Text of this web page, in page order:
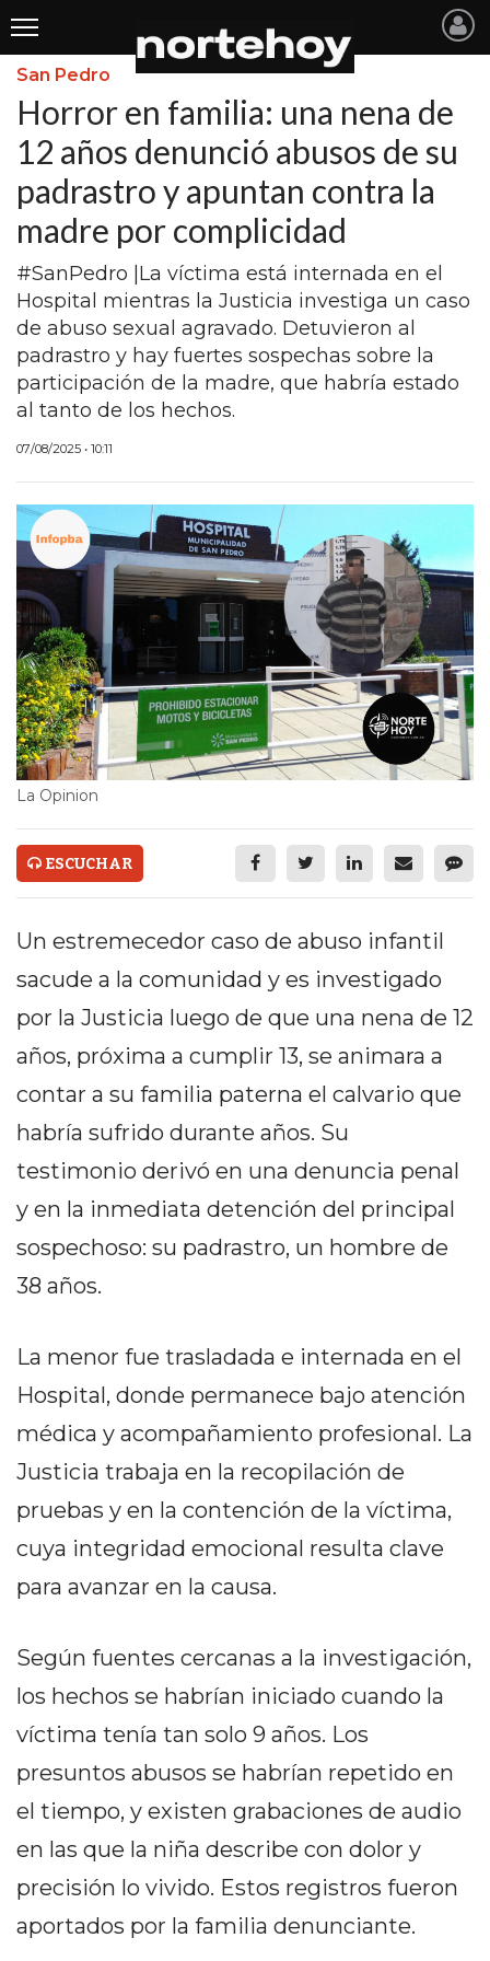
Últimas
Noticias
INICIO
NOTICIAS RECIENTES
SAN NICOLAS
RAMALLO
SAN PEDRO
PROVINCIA
PAIS
ULTIMAS NOTICIAS
TEMAS DESTACADOS
TECNOLOGÍA
SERVICIOS
PRONÓSTICO
HORÓSCOPO
CHANGUITO.COM.AR Y
TIENDAS ONLINE CON
EN ARGENTINA:
CHANGUITO.COM.AR VS
OTRAS PLATAFORMAS DE
VENTA POR WHATSAPP
CÓMO RECIBIR PEDIDOS
WHATSAPP: LA GUÍA
DEFINITIVA PARA
RESTAURANTES Y
DELIVERIES
CÓMO ORGANIZAR LOS
PEDIDOS DE DELIVERY
SE TE PIERDA NINGUNO
TÉRMINOS
Y
CONDICIONES
DE
San Pedro
Horror en familia: una nena de
12 años denunció abusos de su
padrastro y apuntan contra la
madre por complicidad
#SanPedro |La víctima está internada en el
Hospital mientras la Justicia investiga un caso
de abuso sexual agravado. Detuvieron al
padrastro y hay fuertes sospechas sobre la
participación de la madre, que habría estado
al tanto de los hechos.
07/08/2025 • 10:11
La Opinion
ESCUCHAR
Un estremecedor caso de abuso infantil
sacude a la comunidad y es investigado
por la Justicia luego de que una nena de 12
años, próxima a cumplir 13, se animara a
contar a su familia paterna el calvario que
habría sufrido durante años. Su
testimonio derivó en una denuncia penal
y en la inmediata detención del principal
sospechoso: su padrastro, un hombre de
38 años.
La menor fue trasladada e internada en el
Hospital, donde permanece bajo atención
médica y acompañamiento profesional. La
Justicia trabaja en la recopilación de
pruebas y en la contención de la víctima,
cuya integridad emocional resulta clave
para avanzar en la causa.
Según fuentes cercanas a la investigación,
los hechos se habrían iniciado cuando la
víctima tenía tan solo 9 años. Los
presuntos abusos se habrían repetido en
el tiempo, y existen grabaciones de audio
en las que la niña describe con dolor y
precisión lo vivido. Estos registros fueron
aportados por la familia denunciante.